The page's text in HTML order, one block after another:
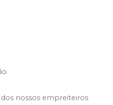
dos nossos empreiteiros